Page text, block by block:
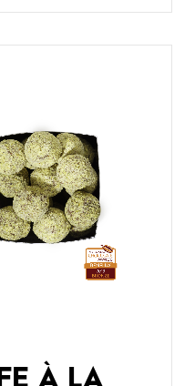
À LA